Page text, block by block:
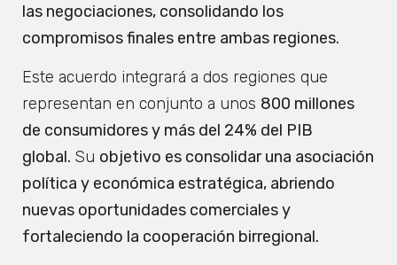
las negociaciones, consolidando los
compromisos finales entre ambas regiones.
Este acuerdo integrará a dos regiones que
representan en conjunto a unos 800 millones
de consumidores y más del 24% del PIB
global. Su objetivo es consolidar una asociación
política y económica estratégica, abriendo
nuevas oportunidades comerciales y
fortaleciendo la cooperación birregional.